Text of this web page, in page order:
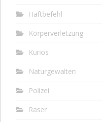
Haftbefehl
Körperverletzung
Kurios
Naturgewalten
Polizei
Raser